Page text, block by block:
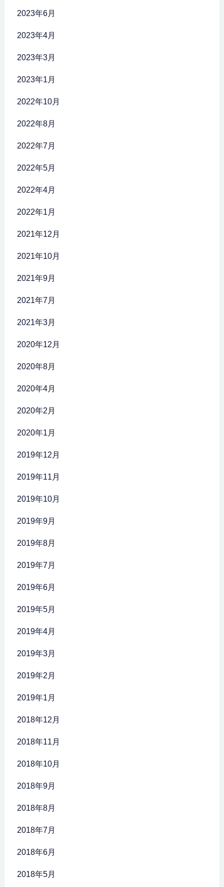
2023年6月
2023年4月
2023年3月
2023年1月
2022年10月
2022年8月
2022年7月
2022年5月
2022年4月
2022年1月
2021年12月
2021年10月
2021年9月
2021年7月
2021年3月
2020年12月
2020年8月
2020年4月
2020年2月
2020年1月
2019年12月
2019年11月
2019年10月
2019年9月
2019年8月
2019年7月
2019年6月
2019年5月
2019年4月
2019年3月
2019年2月
2019年1月
2018年12月
2018年11月
2018年10月
2018年9月
2018年8月
2018年7月
2018年6月
2018年5月